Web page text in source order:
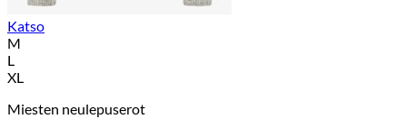
Katso
M
L
XL
Miesten neulepuserot